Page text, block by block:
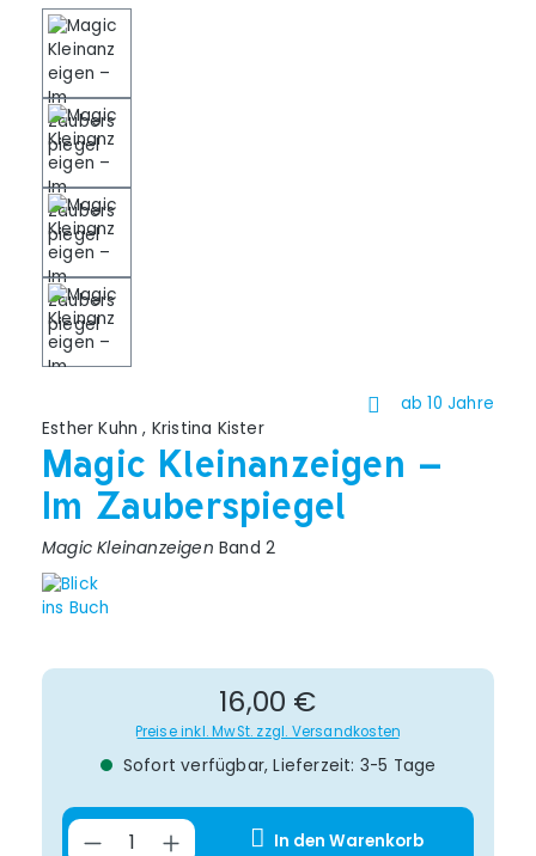
ab 10 Jahre
Esther Kuhn, Kristina Kister
Magic Kleinanzeigen –
Im Zauberspiegel
Magic Kleinanzeigen Band 2
Regulärer Preis:
16,00 €
Preise inkl. MwSt. zzgl. Versandkosten
Sofort verfügbar, Lieferzeit: 3-5 Tage
Produkt Anzahl: Gib den
In den Warenkorb